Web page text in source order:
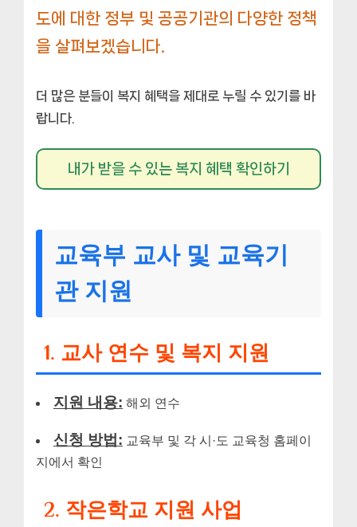
도에 대한 정부 및 공공기관의 다양한 정책
을 살펴보겠습니다.
더 많은 분들이 복지 혜택을 제대로 누릴 수 있기를 바
랍니다.
내가 받을 수 있는 복지 혜택 확인하기
교육부 교사 및 교육기
관 지원
1. 교사 연수 및 복지 지원
지원 내용: 해외 연수
신청 방법: 교육부 및 각 시·도 교육청 홈페이
지에서 확인
2. 작은학교 지원 사업